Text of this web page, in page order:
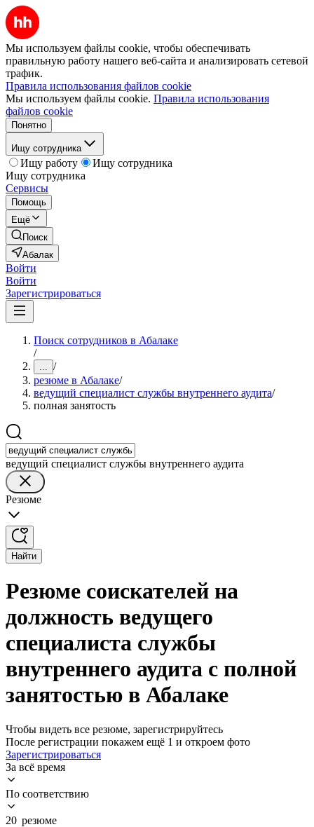
Мы используем файлы cookie, чтобы обеспечивать
правильную работу нашего веб-сайта и анализировать сетевой
трафик.
Правила использования файлов cookie
Мы используем файлы cookie. Правила использования
файлов cookie
Понятно
Ищу сотрудника
Ищу работу
Ищу сотрудника
Ищу сотрудника
Сервисы
Помощь
Ещё
Поиск
Абалак
Войти
Войти
Зарегистрироваться
Поиск сотрудников в Абалаке
/
... /
резюме в Абалаке/
ведущий специалист службы внутреннего аудита/
полная занятость
ведущий специалист службы внутреннего аудита
Резюме
Найти
Резюме соискателей на
должность ведущего
специалиста службы
внутреннего аудита с полной
занятостью в Абалаке
Чтобы видеть все резюме, зарегистрируйтесь
После регистрации покажем ещё 1 и откроем фото
Зарегистрироваться
За всё время
По соответствию
20 резюме